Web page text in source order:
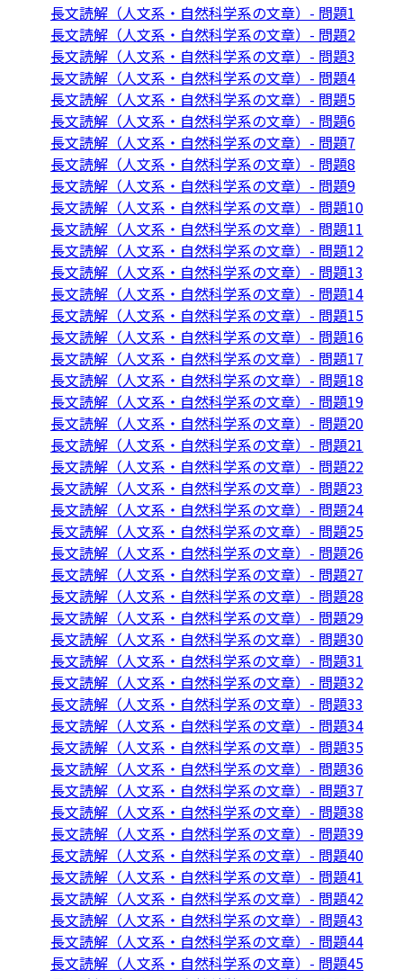
長文読解（人文系・自然科学系の文章）- 問題1
長文読解（人文系・自然科学系の文章）- 問題2
長文読解（人文系・自然科学系の文章）- 問題3
長文読解（人文系・自然科学系の文章）- 問題4
長文読解（人文系・自然科学系の文章）- 問題5
長文読解（人文系・自然科学系の文章）- 問題6
長文読解（人文系・自然科学系の文章）- 問題7
長文読解（人文系・自然科学系の文章）- 問題8
長文読解（人文系・自然科学系の文章）- 問題9
長文読解（人文系・自然科学系の文章）- 問題10
長文読解（人文系・自然科学系の文章）- 問題11
長文読解（人文系・自然科学系の文章）- 問題12
長文読解（人文系・自然科学系の文章）- 問題13
長文読解（人文系・自然科学系の文章）- 問題14
長文読解（人文系・自然科学系の文章）- 問題15
長文読解（人文系・自然科学系の文章）- 問題16
長文読解（人文系・自然科学系の文章）- 問題17
長文読解（人文系・自然科学系の文章）- 問題18
長文読解（人文系・自然科学系の文章）- 問題19
長文読解（人文系・自然科学系の文章）- 問題20
長文読解（人文系・自然科学系の文章）- 問題21
長文読解（人文系・自然科学系の文章）- 問題22
長文読解（人文系・自然科学系の文章）- 問題23
長文読解（人文系・自然科学系の文章）- 問題24
長文読解（人文系・自然科学系の文章）- 問題25
長文読解（人文系・自然科学系の文章）- 問題26
長文読解（人文系・自然科学系の文章）- 問題27
長文読解（人文系・自然科学系の文章）- 問題28
長文読解（人文系・自然科学系の文章）- 問題29
長文読解（人文系・自然科学系の文章）- 問題30
長文読解（人文系・自然科学系の文章）- 問題31
長文読解（人文系・自然科学系の文章）- 問題32
長文読解（人文系・自然科学系の文章）- 問題33
長文読解（人文系・自然科学系の文章）- 問題34
長文読解（人文系・自然科学系の文章）- 問題35
長文読解（人文系・自然科学系の文章）- 問題36
長文読解（人文系・自然科学系の文章）- 問題37
長文読解（人文系・自然科学系の文章）- 問題38
長文読解（人文系・自然科学系の文章）- 問題39
長文読解（人文系・自然科学系の文章）- 問題40
長文読解（人文系・自然科学系の文章）- 問題41
長文読解（人文系・自然科学系の文章）- 問題42
長文読解（人文系・自然科学系の文章）- 問題43
長文読解（人文系・自然科学系の文章）- 問題44
長文読解（人文系・自然科学系の文章）- 問題45